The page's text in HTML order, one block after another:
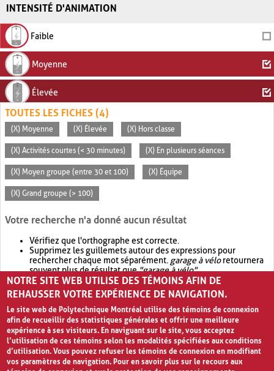
INTENSITÉ D'ANIMATION
Faible
Moyenne
Élevée
TOUTES LES FICHES (4)
(X) Moyenne (X) Élevée (X) Hors classe
(X) Activités courtes (< 30 minutes) (X) En plusieurs séances
(X) Moyen groupe (entre 30 et 100) (X) Équipe
(X) Grand groupe (> 100)
Votre recherche n'a donné aucun résultat
Vérifiez que l'orthographe est correcte.
Supprimez les guillemets autour des expressions pour
rechercher chaque mot séparément. garage à véloretournera
souvent plus de résultat que"garage à vélo".
Envisagez d'élargir votre recherche avec OR.garage OR vélo
retournera souvent plus de résultat quegarage à vélo
NOTRE SITE WEB UTILISE DES TÉMOINS AFIN DE
REHAUSSER VOTRE EXPÉRIENCE DE NAVIGATION.
Le site web de Polytechnique Montréal utilise des témoins de connexion
afin de recueillir des statistiques générales et offrir une meilleure
expérience à ses visiteurs. En naviguant sur le site, vous acceptez
l’utilisation de ces témoins selon les modalités spécifiées aux conditions
d’utilisation. Vous pouvez refuser les témoins de connexion en modifiant
vos paramètres de navigation. Pour en savoir plus sur le recours aux